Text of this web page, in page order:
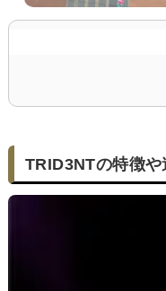
TRID3NTの特徴や